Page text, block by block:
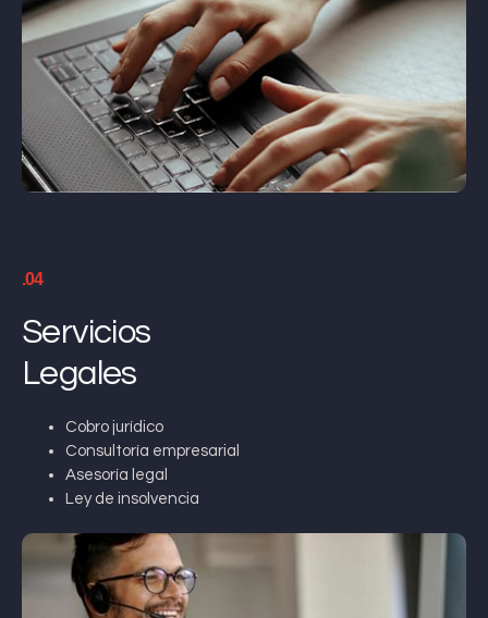
.04
Servicios
Legales
Cobro jurídico
Consultoría empresarial
Asesoría legal
Ley de insolvencia